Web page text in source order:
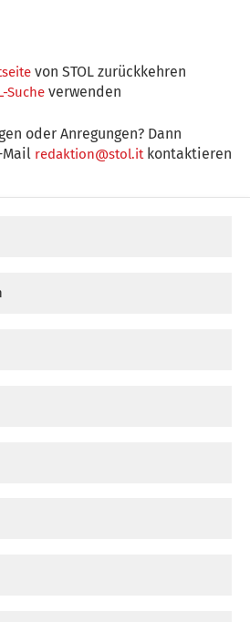
von STOL zurückkehren
Suche verwenden
oder Anregungen? Dann
Mail redaktion@stol.itkontaktieren